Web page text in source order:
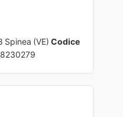
Spinea (VE) Codice